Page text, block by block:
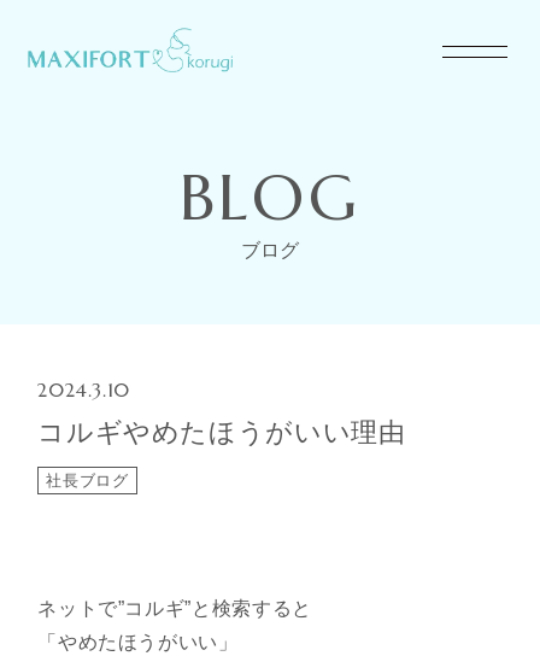
BLOG
ブログ
2024.3.10
コルギやめたほうがいい理由
社長ブログ
ネットで”コルギ”と検索すると
「やめたほうがいい」